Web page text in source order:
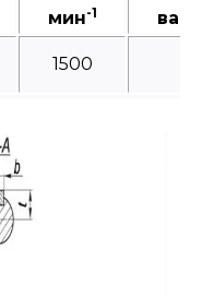
мин-1
1500